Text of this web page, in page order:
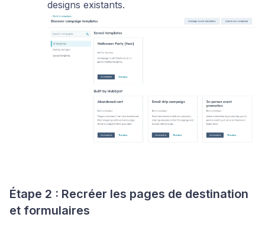
designs existants.
Étape 2 : Recréer les pages de destination
et formulaires